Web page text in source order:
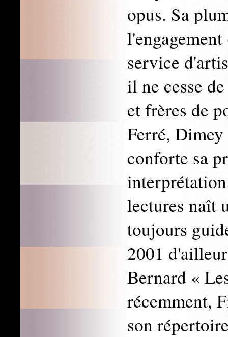
opus. Sa
service
il ne cesse
et frères de
Ferré,
conforte sa
lectures naît
toujours
2001
Bernard «
récemment,
son